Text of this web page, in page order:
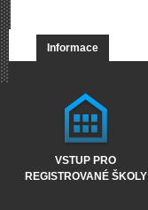
Informace
VSTUP PRO
REGISTROVANÉ ŠKOLY